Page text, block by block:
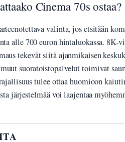
Cinema 70s ostaa?
valinta, jos etsitään
alle 700 euron hintaluokassa. 8K-
tekevät siitä ajanmikaisen
suoratoistopalvelut toimivat
tulee ottaa huomioon
järjestelmää voi laajentaa